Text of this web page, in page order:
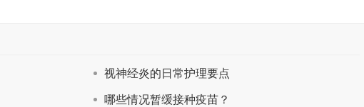
视神经炎的日常护理要点
哪些情况暂缓接种疫苗？